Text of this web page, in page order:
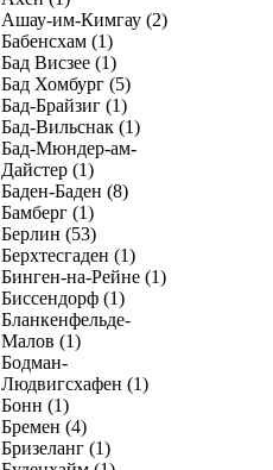
Ашау-им-Кимгау (2)
Бабенсхам (1)
Бад Висзее (1)
Бад Хомбург (5)
Бад-Брайзиг (1)
Бад-Вильснак (1)
Бад-Мюндер-ам-
Дайстер (1)
Баден-Баден (8)
Бамберг (1)
Берлин (53)
Берхтесгаден (1)
Бинген-на-Рейне (1)
Биссендорф (1)
Бланкенфельде-
Малов (1)
Бодман-
Людвигсхафен (1)
Бонн (1)
Бремен (4)
Бризеланг (1)